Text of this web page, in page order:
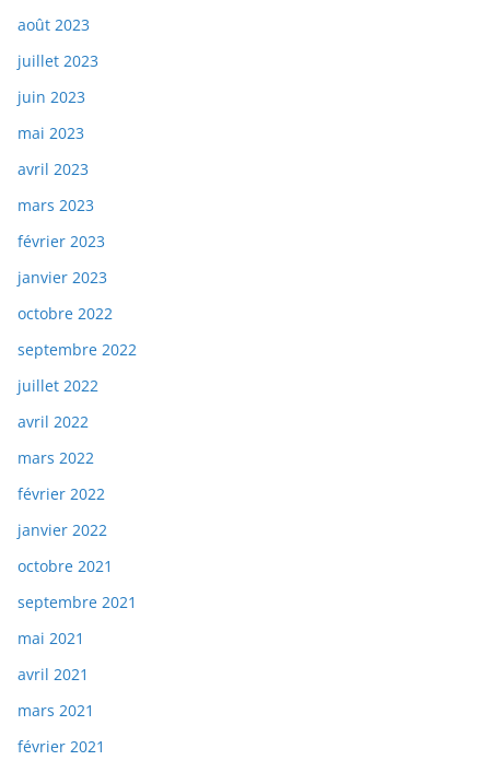
août 2023
juillet 2023
juin 2023
mai 2023
avril 2023
mars 2023
février 2023
janvier 2023
octobre 2022
septembre 2022
juillet 2022
avril 2022
mars 2022
février 2022
janvier 2022
octobre 2021
septembre 2021
mai 2021
avril 2021
mars 2021
février 2021